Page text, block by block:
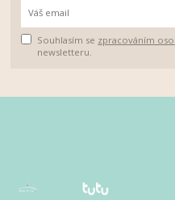
Souhlasím se zpracováním
newsletteru.